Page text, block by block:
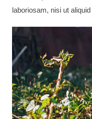
laboriosam, nisi ut